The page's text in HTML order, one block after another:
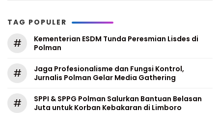
TAG POPULER
#
Kementerian ESDM Tunda Peresmian Lisdes di
Polman
#
Jaga Profesionalisme dan Fungsi Kontrol,
Jurnalis Polman Gelar Media Gathering
#
SPPI & SPPG Polman Salurkan Bantuan Belasan
Juta untuk Korban Kebakaran di Limboro